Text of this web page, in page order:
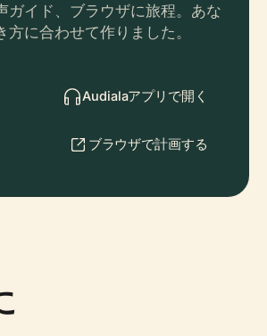
ガイド、ブラウザに旅程。あな
方に合わせて作りました。
Audialaアプリで開く
ブラウザで計画する